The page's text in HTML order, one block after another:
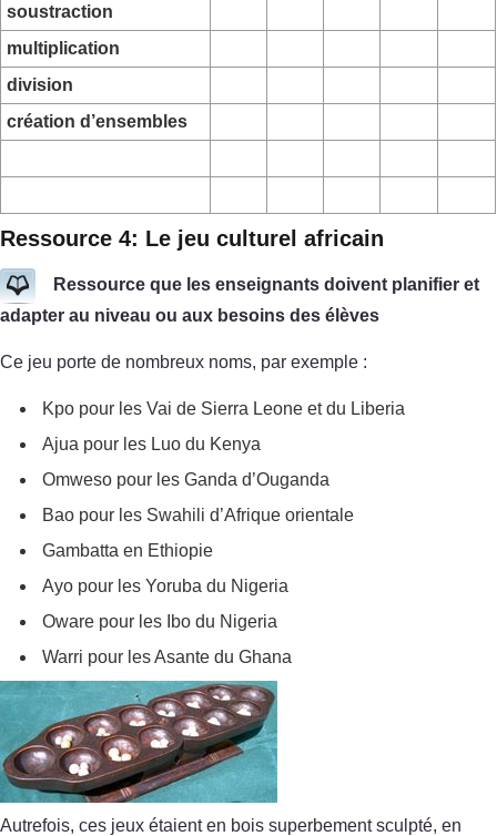
soustraction
multiplication
division
création d’ensembles
Ressource 4: Le jeu culturel africain
Ressource que les enseignants doivent planifier et
adapter au niveau ou aux besoins des élèves
Ce jeu porte de nombreux noms, par exemple :
Kpo pour les Vai de Sierra Leone et du Liberia
Ajua pour les Luo du Kenya
Omweso pour les Ganda d’Ouganda
Bao pour les Swahili d’Afrique orientale
Gambatta en Ethiopie
Ayo pour les Yoruba du Nigeria
Oware pour les Ibo du Nigeria
Warri pour les Asante du Ghana
Autrefois, ces jeux étaient en bois superbement sculpté, en